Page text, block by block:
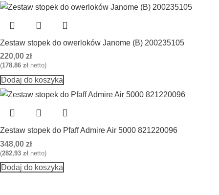
Zestaw stopek do owerloków Janome (B) 200235105
220,00 zł
(178,86 zł netto)
Dodaj do koszyka
Zestaw stopek do Pfaff Admire Air 5000 821220096
348,00 zł
(282,93 zł netto)
Dodaj do koszyka